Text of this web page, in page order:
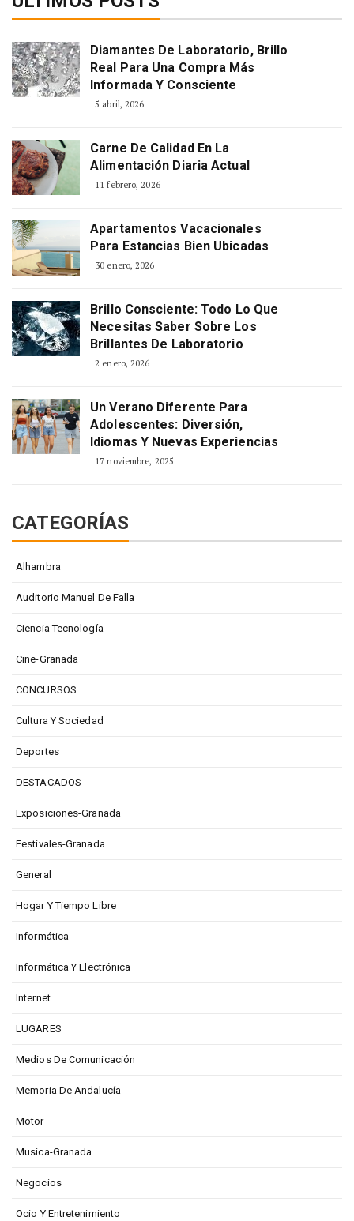
Diamantes De Laboratorio, Brillo
Real Para Una Compra Más
Informada Y Consciente
5 abril, 2026
Carne De Calidad En La
Alimentación Diaria Actual
11 febrero, 2026
Apartamentos Vacacionales
Para Estancias Bien Ubicadas
30 enero, 2026
Brillo Consciente: Todo Lo Que
Necesitas Saber Sobre Los
Brillantes De Laboratorio
2 enero, 2026
Un Verano Diferente Para
Adolescentes: Diversión,
Idiomas Y Nuevas Experiencias
17 noviembre, 2025
CATEGORÍAS
Alhambra
Auditorio Manuel De Falla
Ciencia Tecnología
Cine-Granada
CONCURSOS
Cultura Y Sociedad
Deportes
DESTACADOS
Exposiciones-Granada
Festivales-Granada
General
Hogar Y Tiempo Libre
Informática
Informática Y Electrónica
Internet
LUGARES
Medios De Comunicación
Memoria De Andalucía
Motor
Musica-Granada
Negocios
Ocio Y Entretenimiento